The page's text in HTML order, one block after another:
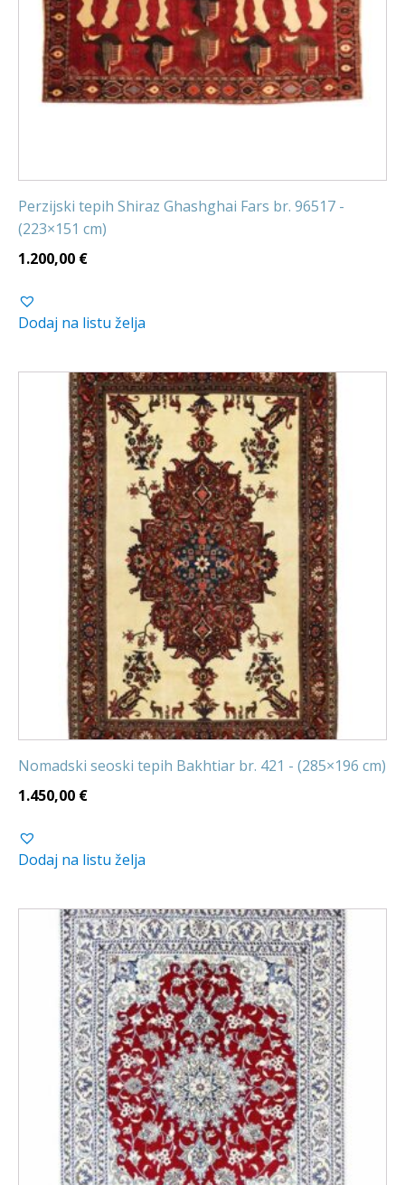
Perzijski tepih Shiraz Ghashghai Fars br. 96517 -
(223×151 cm)
1.200,00 €
Dodaj na listu želja
Nomadski seoski tepih Bakhtiar br. 421 - (285×196 cm)
1.450,00 €
Dodaj na listu želja